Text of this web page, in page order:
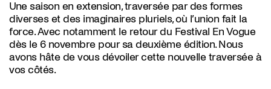
Une saison en extension, traversée par des formes
diverses et des imaginaires pluriels, où l’union fait la
force. Avec notamment le retour du Festival En Vogue
dès le 6 novembre pour sa deuxième édition. Nous
avons hâte de vous dévoiler cette nouvelle traversée à
vos côtés.